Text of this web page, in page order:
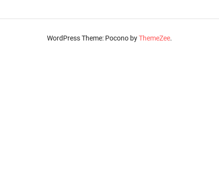
WordPress Theme: Pocono byThemeZee.